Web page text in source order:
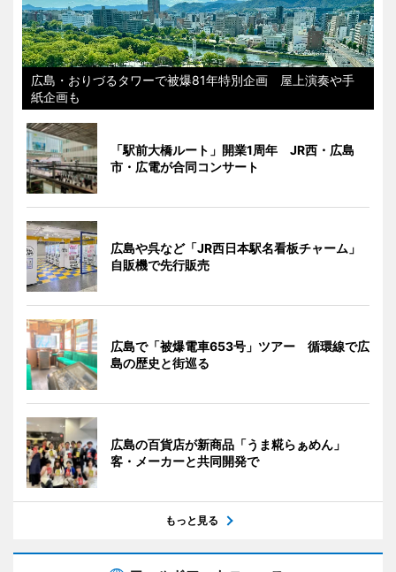
広島・おりづるタワーで被爆81年特別企画 屋上演奏や手
紙企画も
「駅前大橋ルート」開業1周年 JR西・広島
市・広電が合同コンサート
広島や呉など「JR西日本駅名看板チャーム」
自販機で先行販売
広島で「被爆電車653号」ツアー 循環線で広
島の歴史と街巡る
広島の百貨店が新商品「うま糀らぁめん」
客・メーカーと共同開発で
もっと見る